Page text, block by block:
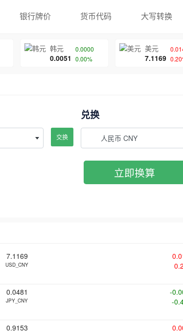
银行牌价 货币代码 大写转换
韩元
0.0051
0.0000
0.00%
美元
7.1169
交换
兑换
人民币 CNY
立即换算
7.1169
USD_CNY
0.0481
JPY_CNY
-
-
0.9153